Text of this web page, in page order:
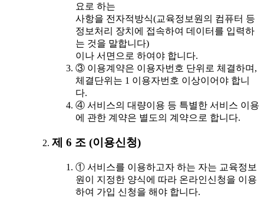
요로 하는
사항을 전자적방식(교육정보원의 컴퓨터 등
정보처리 장치에 접속하여 데이터를 입력하
는 것을 말합니다)
이나 서면으로 하여야 합니다.
③ 이용계약은 이용자번호 단위로 체결하며,
체결단위는 1 이용자번호 이상이어야 합니
다.
④ 서비스의 대량이용 등 특별한 서비스 이용
에 관한 계약은 별도의 계약으로 합니다.
제 6 조 (이용신청)
① 서비스를 이용하고자 하는 자는 교육정보
원이 지정한 양식에 따라 온라인신청을 이용
하여 가입 신청을 해야 합니다.